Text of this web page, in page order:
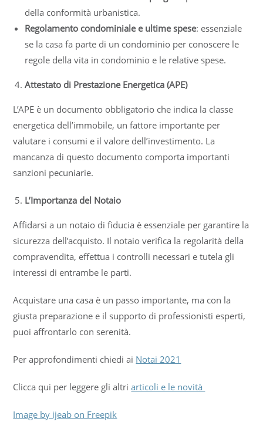
della conformità urbanistica.
Regolamento condominiale e ultime spese: essenziale
se la casa fa parte di un condominio per conoscere le
regole della vita in condominio e le relative spese.
Attestato di Prestazione Energetica (APE)
L’APE è un documento obbligatorio che indica la classe
energetica dell’immobile, un fattore importante per
valutare i consumi e il valore dell’investimento. La
mancanza di questo documento comporta importanti
sanzioni pecuniarie.
L’Importanza del Notaio
Affidarsi a un notaio di fiducia è essenziale per garantire la
sicurezza dell’acquisto. Il notaio verifica la regolarità della
compravendita, effettua i controlli necessari e tutela gli
interessi di entrambe le parti.
Acquistare una casa è un passo importante, ma con la
giusta preparazione e il supporto di professionisti esperti,
puoi affrontarlo con serenità.
Per approfondimenti chiedi ai Notai 2021
Clicca qui per leggere gli altriarticoli e le novità
Image by ijeab on Freepik